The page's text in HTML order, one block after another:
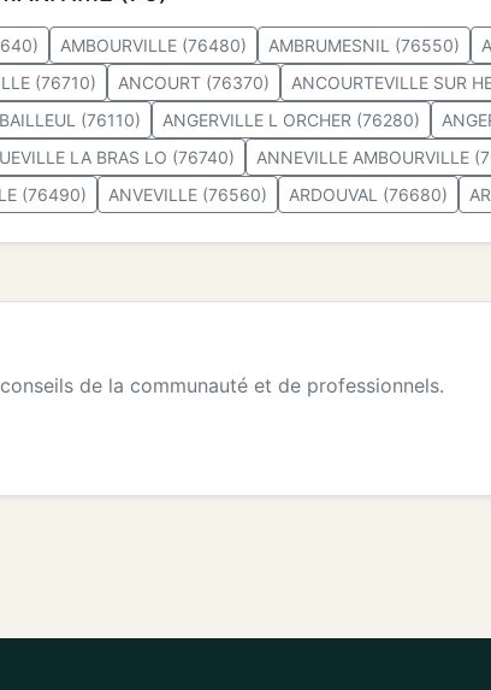
AMBOURVILLE (76480) AMBRUMESNIL (76550)
(76710) ANCOURT (76370) ANCOURTEVILLE SUR
(76110) ANGERVILLE L ORCHER (76280)
LA BRAS LO (76740) ANNEVILLE AMBOURVILLE
(76490) ANVEVILLE (76560) ARDOUVAL (76680)
de la communauté et de professionnels.